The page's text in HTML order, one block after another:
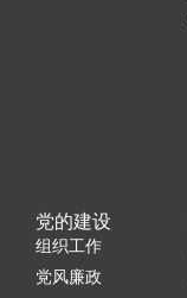
党的建设
组织工作
党风廉政